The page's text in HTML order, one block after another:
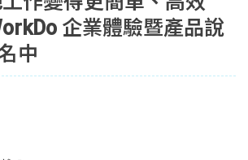
企業體驗暨產品說
中